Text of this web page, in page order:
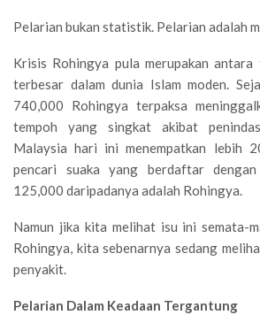
Pelarian bukan statistik. Pelarian adalah
Krisis Rohingya pula merupakan antara
terbesar dalam dunia Islam moden.
740,000 Rohingya terpaksa
tempoh yang singkat akibat
Malaysia hari ini menempatkan lebih
pencari suaka yang berdaftar
125,000 daripadanya adalah Rohingya.
Namun jika kita melihat isu ini semata-
Rohingya, kita sebenarnya sedang
penyakit.
Pelarian Dalam Keadaan Tergantung